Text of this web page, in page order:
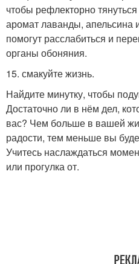
чтобы рефлекторно
аромат лаванды, апельсина
помогут расслабиться и
органы обоняния.
15. смакуйте жизнь.
Найдите минутку, чтобы
Достаточно ли в нём дел,
вас? Чем больше в вашей
радости, тем меньше вы
Учитесь наслаждаться
или прогулка от.